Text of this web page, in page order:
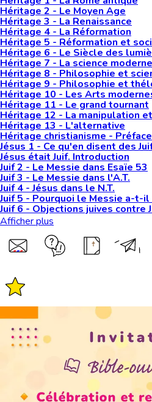
Héritage 2 - Le Moyen Age
Héritage 3 - La Renaissance
Héritage 4 - La Réformation
Héritage 5 - Réformation et
Héritage 6 - Le Siècle des
Héritage 7 - La science moderne
Héritage 8 - Philosophie et
Héritage 9 - Philosophie et
Héritage 10 - Les Arts
Héritage 11 - Le grand tournant
Héritage 12 - La manipulation
Héritage 13 - L'alternative
Héritage christianisme - Préface
Jésus 1 - Ce qu'en disent des
Jésus était Juif. Introduction
Juif 2 - Le Messie dans Esaïe 53
Juif 3 - Le Messie dans l'A.T.
Juif 4 - Jésus dans le N.T.
Juif 5 - Pourquoi le Messie a-t-il
Juif 6 - Objections juives contre
Afficher plus